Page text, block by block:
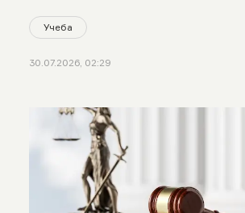
Учеба
30.07.2026, 02:29